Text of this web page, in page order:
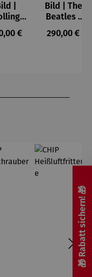
|
-
Preis:
€
Bild | The
Beatles -
Wortmale
rei SAXA
Regulärer
290,00 €
🎁 Rabatt sichern! 🎁